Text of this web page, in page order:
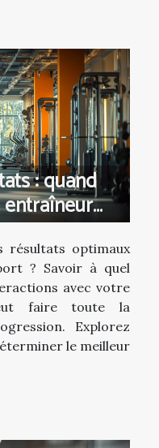
: quand
résultats optimaux
? Savoir à quel
avec votre
faire toute la
Explorez
le meilleur